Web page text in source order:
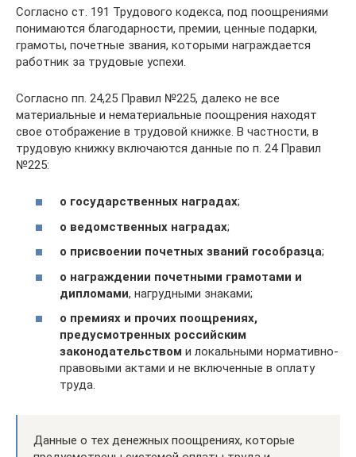
Согласно ст. 191 Трудового кодекса, под поощрениями
понимаются благодарности, премии, ценные подарки,
грамоты, почетные звания, которыми награждается
работник за трудовые успехи.
Согласно пп. 24,25 Правил №225, далеко не все
материальные и нематериальные поощрения находят
свое отображение в трудовой книжке. В частности, в
трудовую книжку включаются данные по п. 24 Правил
№225:
о государственных наградах;
о ведомственных наградах;
о присвоении почетных званий гособразца;
о награждении почетными грамотами и
дипломами, нагрудными знаками;
о премиях и прочих поощрениях,
предусмотренных российским
законодательством и локальными нормативно-
правовыми актами и не включенные в оплату
труда.
Данные о тех денежных поощрениях, которые